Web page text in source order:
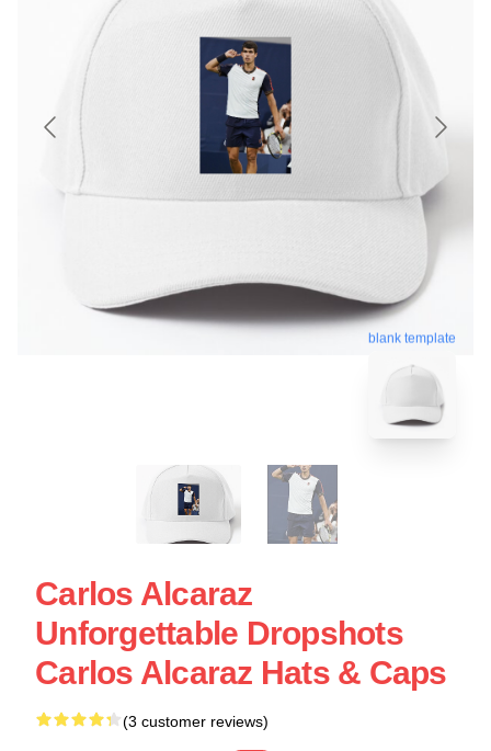
blank template
Carlos Alcaraz
Unforgettable Dropshots
Carlos Alcaraz Hats & Caps
(3 customer reviews)